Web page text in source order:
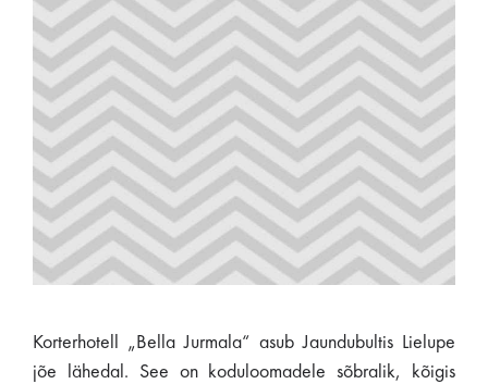
Korterhotell „Bella Jurmala“ asub Jaundubultis Lielupe
jõe lähedal. See on koduloomadele sõbralik, kõigis